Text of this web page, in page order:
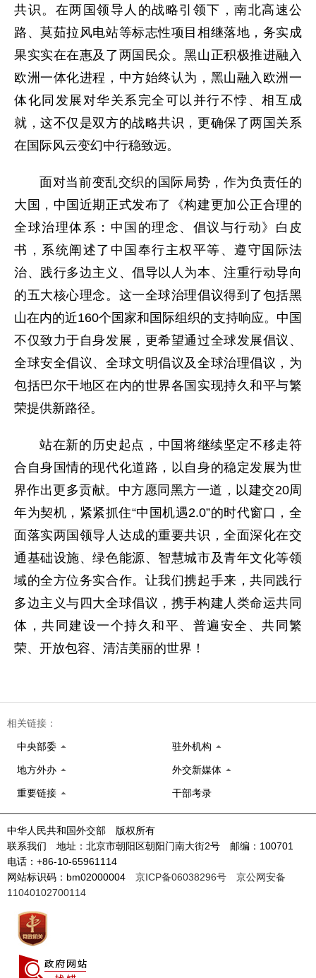
共识。在两国领导人的战略引领下，南北高速公
路、莫茹拉风电站等标志性项目相继落地，务实成
果实实在在惠及了两国民众。黑山正积极推进融入
欧洲一体化进程，中方始终认为，黑山融入欧洲一
体化同发展对华关系完全可以并行不悖、相互成
就，这不仅是双方的战略共识，更确保了两国关系
在国际风云变幻中行稳致远。
面对当前变乱交织的国际局势，作为负责任的
大国，中国近期正式发布了《构建更加公正合理的
全球治理体系：中国的理念、倡议与行动》白皮
书，系统阐述了中国奉行主权平等、遵守国际法
治、践行多边主义、倡导以人为本、注重行动导向
的五大核心理念。这一全球治理倡议得到了包括黑
山在内的近160个国家和国际组织的支持响应。中国
不仅致力于自身发展，更希望通过全球发展倡议、
全球安全倡议、全球文明倡议及全球治理倡议，为
包括巴尔干地区在内的世界各国实现持久和平与繁
荣提供新路径。
站在新的历史起点，中国将继续坚定不移走符
合自身国情的现代化道路，以自身的稳定发展为世
界作出更多贡献。中方愿同黑方一道，以建交20周
年为契机，紧紧抓住“中国机遇2.0”的时代窗口，全
面落实两国领导人达成的重要共识，全面深化在交
通基础设施、绿色能源、智慧城市及青年文化等领
域的全方位务实合作。让我们携起手来，共同践行
多边主义与四大全球倡议，携手构建人类命运共同
体，共同建设一个持久和平、普遍安全、共同繁
荣、开放包容、清洁美丽的世界！
相关链接：
中央部委 驻外机构
地方外办 外交新媒体
重要链接 干部考录
中华人民共和国外交部 版权所有
联系我们 地址：北京市朝阳区朝阳门南大街2号 邮编：100701
电话：+86-10-65961114
网站标识码：bm02000004 京ICP备06038296号
京公网安备
11040102700114